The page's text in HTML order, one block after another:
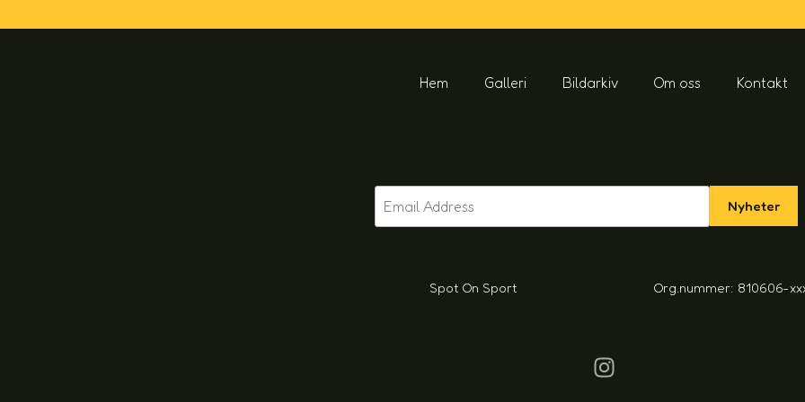
Hem Galleri Bildarkiv Om oss Kontakt
Nyheter
Spot On Sport Org.nummer: 810606-